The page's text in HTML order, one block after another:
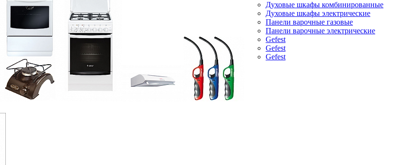
Духовые шкафы комбинированные
Духовые шкафы электрические
Панели варочные газовые
Панели варочные электрические
Gefest
Gefest
Gefest